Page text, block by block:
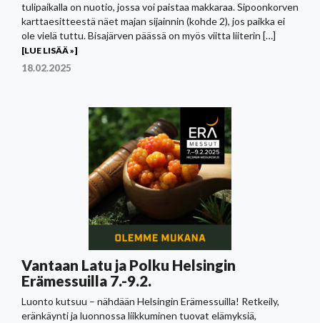
tulipaikalla on nuotio, jossa voi paistaa makkaraa. Sipoonkorven
karttaesitteestä näet majan sijainnin (kohde 2), jos paikka ei
ole vielä tuttu. Bisajärven päässä on myös viitta liiterin […]
[LUE LISÄÄ »]
18.02.2025
Vantaan Latu ja Polku Helsingin
Erämessuilla 7.-9.2.
Luonto kutsuu – nähdään Helsingin Erämessuilla! Retkeily,
eränkäynti ja luonnossa liikkuminen tuovat elämyksiä,